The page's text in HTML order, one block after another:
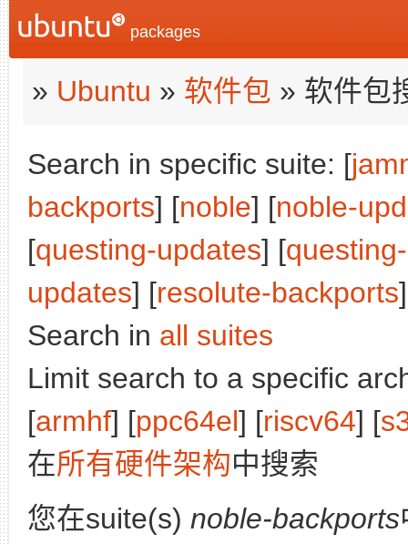
packages
» Ubuntu » 软件包 » 软件包
Search in specific suite: [
backports] [noble] [noble-
[questing-updates] [
updates] [resolute-backports
Search in all suites
Limit search to a specific
[armhf] [ppc64el] [riscv64] [
在所有硬件架构中搜索
您在suite(s) noble-backports